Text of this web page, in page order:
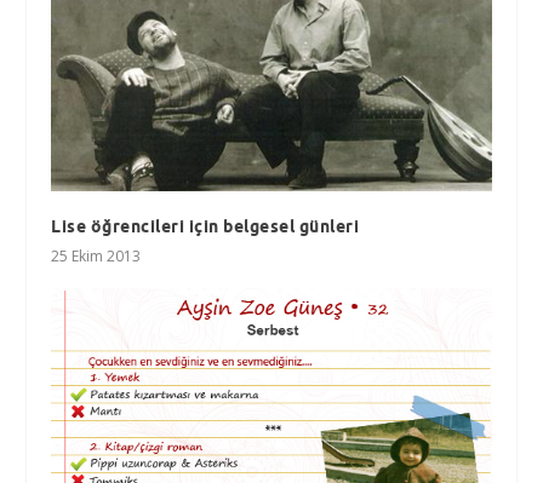
Lise öğrencileri için belgesel günleri
25 Ekim 2013